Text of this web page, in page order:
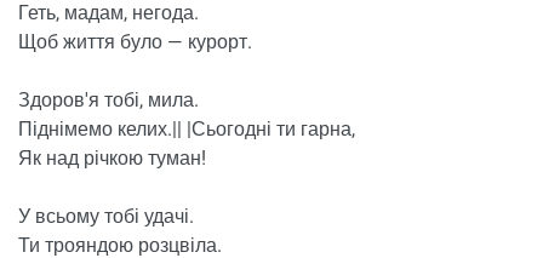
Геть, мадам, негода.
Щоб життя було — курорт.
Здоров'я тобі, мила.
Піднімемо келих.|| |Сьогодні ти гарна,
Як над річкою туман!
У всьому тобі удачі.
Ти трояндою розцвіла.